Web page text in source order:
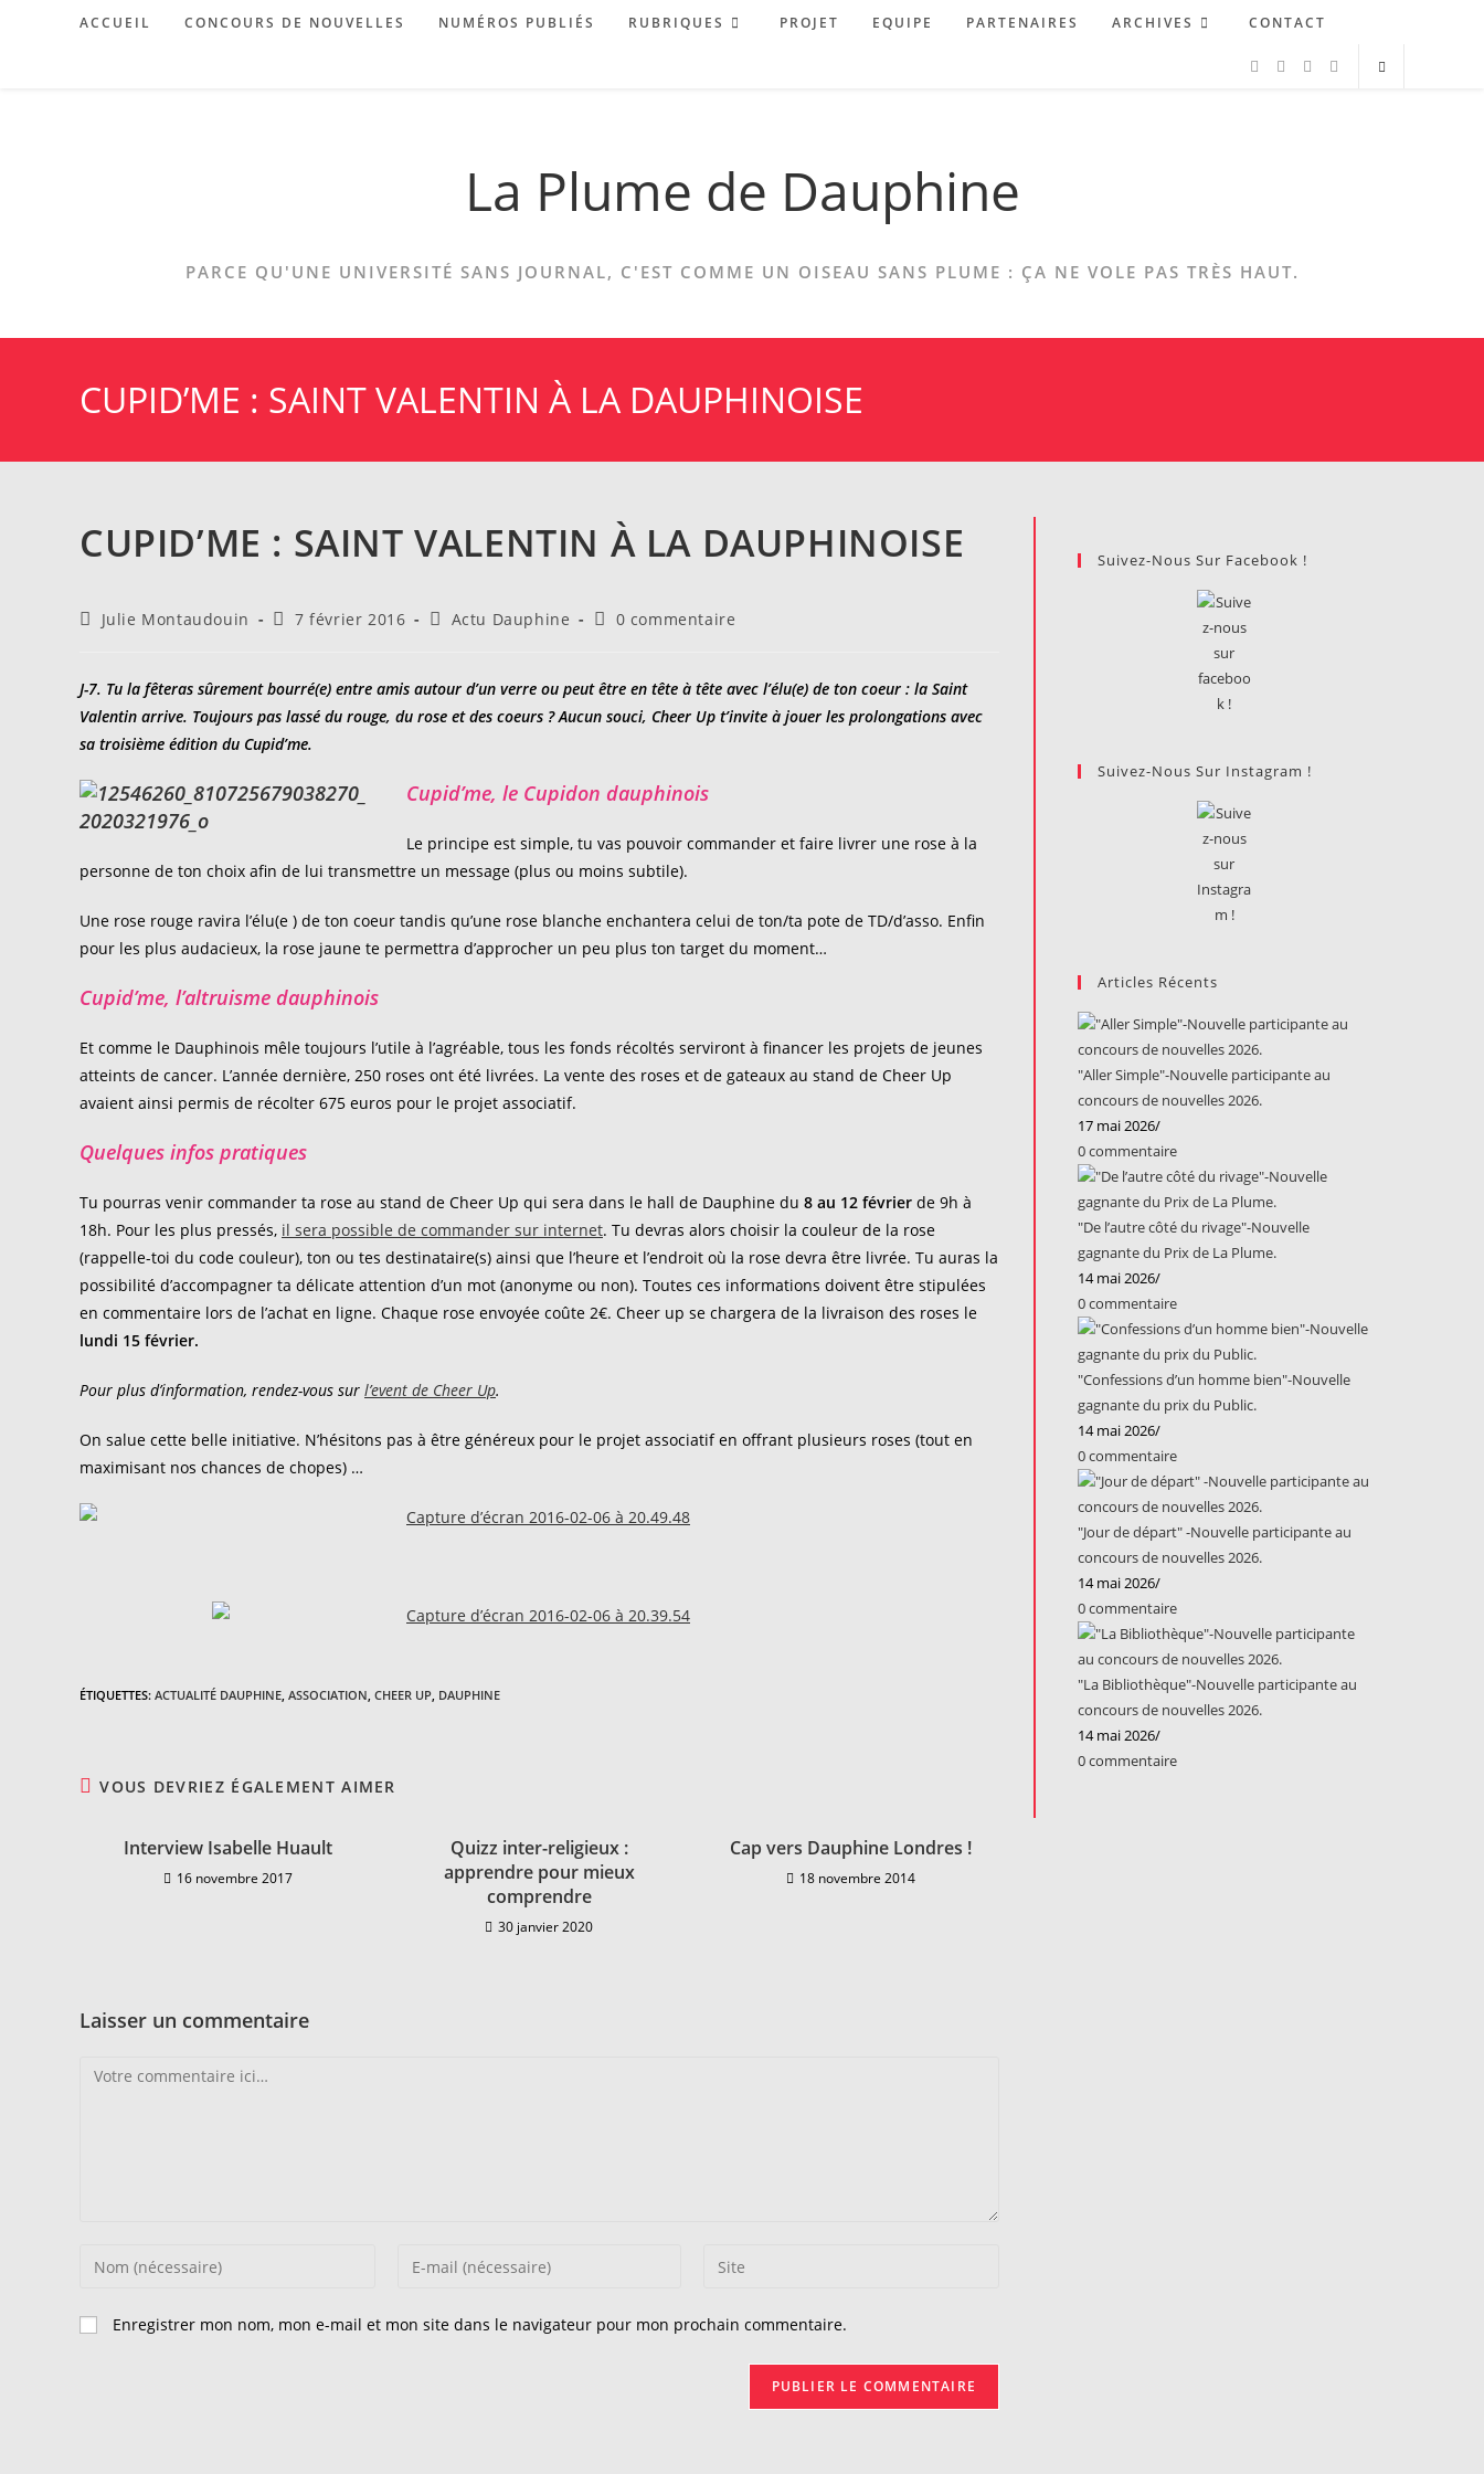
ACCUEIL CONCOURS DE NOUVELLES NUMÉROS PUBLIÉS RUBRIQUES PROJET EQUIPE PARTENAIRES ARCHIVES CONTACT
La Plume de Dauphine
PARCE QU'UNE UNIVERSITÉ SANS JOURNAL, C'EST COMME UN OISEAU SANS PLUME : ÇA NE VOLE PAS TRÈS HAUT.
CUPID’ME : SAINT VALENTIN À LA DAUPHINOISE
CUPID’ME : SAINT VALENTIN À LA DAUPHINOISE
Auteur/autrice
publication :
Julie Montaudouin
Publication
7 février 2016
PostActu Dauphine
Commentaires
publication :
0 commentaire
J-7. Tu la fêteras sûrement bourré(e) entre amis autour d’un verre ou peut être en tête à tête avec l’élu(e) de ton coeur : la Saint
Valentin arrive. Toujours pas lassé du rouge, du rose et des coeurs ? Aucun souci, Cheer Up t’invite à jouer les prolongations avec
sa troisième édition du Cupid’me.
Cupid’me, le Cupidon dauphinois
Le principe est simple, tu vas pouvoir commander et faire livrer une rose à la
personne de ton choix afin de lui transmettre un message (plus ou moins subtile).
Une rose rouge ravira l’élu(e ) de ton coeur tandis qu’une rose blanche enchantera celui de ton/ta pote de TD/d’asso. Enfin
pour les plus audacieux, la rose jaune te permettra d’approcher un peu plus ton target du moment…
Cupid’me, l’altruisme dauphinois
Et comme le Dauphinois mêle toujours l’utile à l’agréable, tous les fonds récoltés serviront à financer les projets de jeunes
atteints de cancer. L’année dernière, 250 roses ont été livrées. La vente des roses et de gateaux au stand de Cheer Up
avaient ainsi permis de récolter 675 euros pour le projet associatif.
Quelques infos pratiques
Tu pourras venir commander ta rose au stand de Cheer Up qui sera dans le hall de Dauphine du 8 au 12 février de 9h à
18h. Pour les plus pressés, il sera possible de commander sur internet. Tu devras alors choisir la couleur de la rose
(rappelle-toi du code couleur), ton ou tes destinataire(s) ainsi que l’heure et l’endroit où la rose devra être livrée. Tu auras la
possibilité d’accompagner ta délicate attention d’un mot (anonyme ou non). Toutes ces informations doivent être stipulées
en commentaire lors de l’achat en ligne. Chaque rose envoyée coûte 2€. Cheer up se chargera de la livraison des roses le
lundi 15 février.
Pour plus d’information, rendez-vous sur l’event de Cheer Up.
On salue cette belle initiative. N’hésitons pas à être généreux pour le projet associatif en offrant plusieurs roses (tout en
maximisant nos chances de chopes) …
ÉTIQUETTES: ACTUALITÉ DAUPHINE, ASSOCIATION, CHEER UP, DAUPHINE
VOUS DEVRIEZ ÉGALEMENT AIMER
Interview Isabelle Huault
16 novembre 2017
Quizz inter-religieux :
apprendre pour mieux
comprendre
30 janvier 2020
Cap vers Dauphine Londres !
18 novembre 2014
Laisser un commentaire
Comment
Enter
name
or
Enter
Saisir
(facultatif)
Enregistrer mon nom, mon e-mail et mon site dans le navigateur pour mon prochain commentaire.
Suivez-Nous Sur Facebook !
Suivez-Nous Sur Instagram !
Articles Récents
"Aller Simple"-Nouvelle participante au
concours de nouvelles 2026.
17 mai 2026/
0 commentaire
"De l’autre côté du rivage"-Nouvelle
gagnante du Prix de La Plume.
14 mai 2026/
0 commentaire
"Confessions d’un homme bien"-Nouvelle
gagnante du prix du Public.
14 mai 2026/
0 commentaire
"Jour de départ" -Nouvelle participante au
concours de nouvelles 2026.
14 mai 2026/
0 commentaire
"La Bibliothèque"-Nouvelle participante au
concours de nouvelles 2026.
14 mai 2026/
0 commentaire